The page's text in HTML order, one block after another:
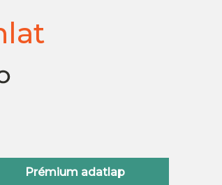
Prémium adatlap